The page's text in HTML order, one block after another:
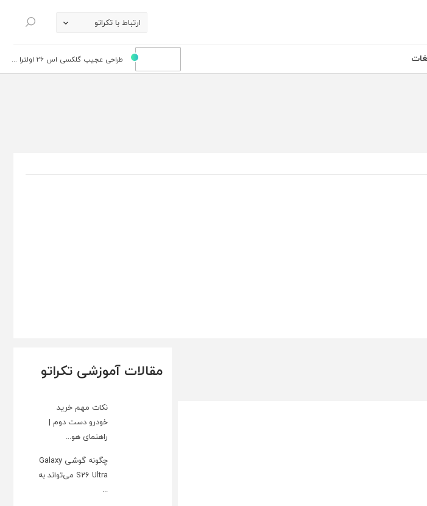
ارتباط با تکراتو
جستجو
طراحی عجیب گلکسی اس 26 اولترا ...
مقالات آموزشی تکراتو
نکات مهم خرید
خودرو دست دوم |
راهنمای هو...
چگونه گوشی Galaxy
S26 Ultra می‌تواند به
...